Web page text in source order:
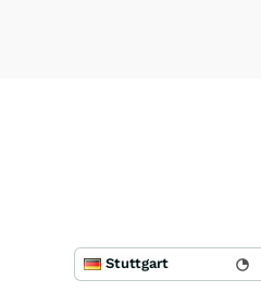
Stuttgart